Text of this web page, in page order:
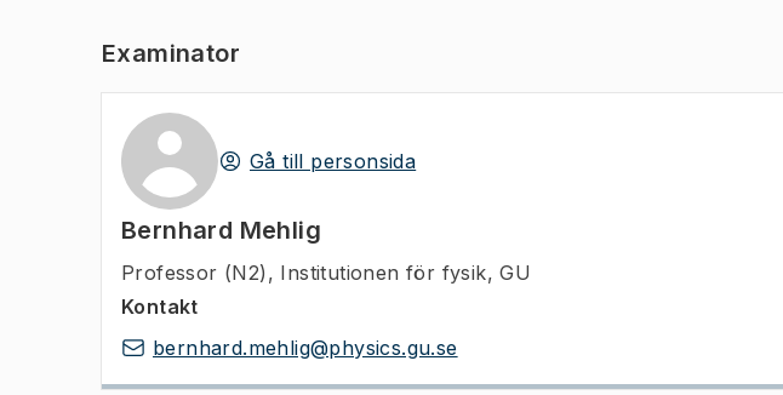
Examinator
Gå till personsida
Bernhard Mehlig
Professor (N2) , Institutionen för fysik, GU
Kontakt
bernhard.mehlig@physics.gu.se